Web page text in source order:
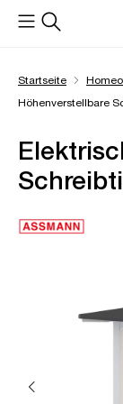
springen
Startseite
Höhenverstellbare